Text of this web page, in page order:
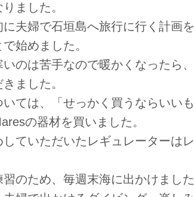
ました。
に夫婦で石垣島へ旅行に行く計画
始めました。
いのは苦手なので暖かくなったら
ました。
いては、「せっかく買うならいい
の器材を買いました。
していただいたレギュレーターは
のため、毎週末海に出かけました